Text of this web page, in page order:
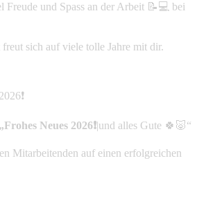
Freude und Spass an der Arbeit 📝💻 bei
sich auf viele tolle Jahre mit dir.
„Frohes Neues 2026❗|und alles Gute 🍀🐷“
Mitarbeitenden auf einen erfolgreichen